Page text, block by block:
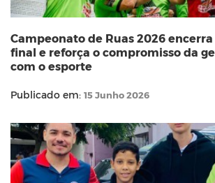
Campeonato de Ruas 2026
final e reforça o compromisso da
com o esporte
Publicado em: 15 Junho 2026